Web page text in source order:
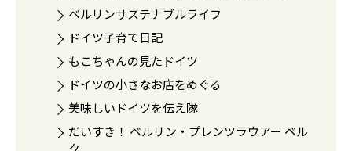
ベルリンサステナブルライフ
ドイツ子育て日記
もこちゃんの見たドイツ
ドイツの小さなお店をめぐる
美味しいドイツを伝え隊
だいすき！ ベルリン・プレンツラウアー ベル